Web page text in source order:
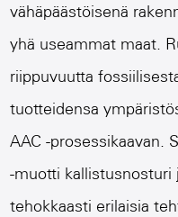
vähäpäästöisenä
yhä useammat maat.
riippuvuutta
tuotteidensa
AAC -prosessikaavan.
-muotti
tehokkaasti erilaisia